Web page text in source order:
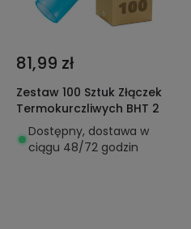
81,99 zł
Zestaw 100 Sztuk Złączek
Termokurczliwych BHT 2
Dostępny, dostawa w
ciągu 48/72 godzin